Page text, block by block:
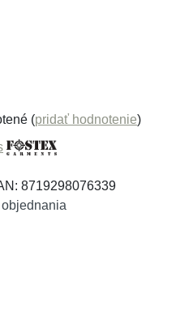
(pridať hodnotenie)
8719298076339